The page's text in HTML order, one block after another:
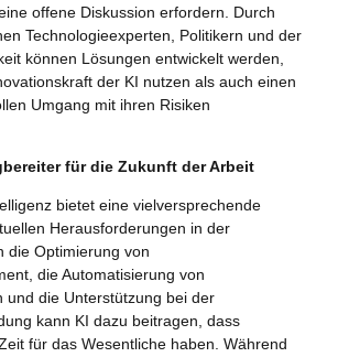
offene Diskussion erfordern. Durch
Technologieexperten, Politikern und der
können Lösungen entwickelt werden,
der KI nutzen als auch einen
Umgang mit ihren Risiken
für die Zukunft der Arbeit
bietet eine vielversprechende
Herausforderungen in der
die Optimierung von
die Automatisierung von
und die Unterstützung bei der
kann KI dazu beitragen, dass
für das Wesentliche haben. Während